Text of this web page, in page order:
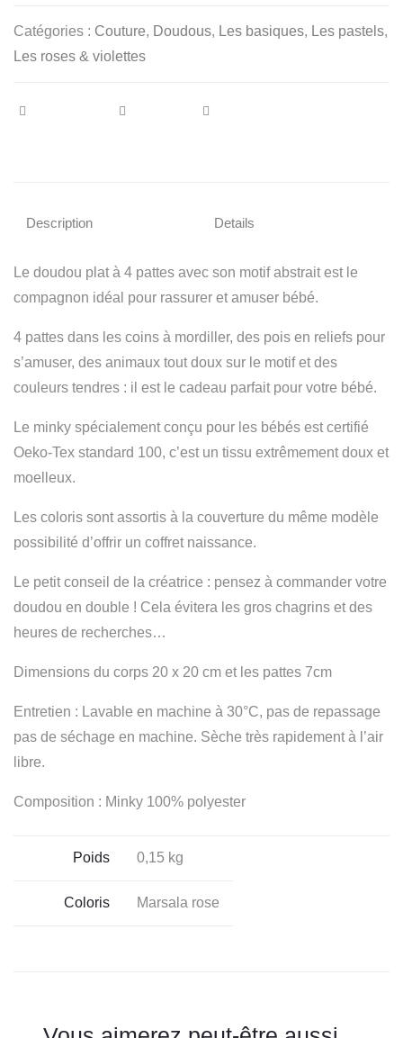
Catégories : Couture, Doudous, Les basiques, Les pastels,
Les roses & violettes
Description Details
Le doudou plat à 4 pattes avec son motif abstrait est le
compagnon idéal pour rassurer et amuser bébé.
4 pattes dans les coins à mordiller, des pois en reliefs pour
s’amuser, des animaux tout doux sur le motif et des
couleurs tendres : il est le cadeau parfait pour votre bébé.
Le minky spécialement conçu pour les bébés est certifié
Oeko-Tex standard 100, c’est un tissu extrêmement doux et
moelleux.
Les coloris sont assortis à la couverture du même modèle
possibilité d’offrir un coffret naissance.
Le petit conseil de la créatrice : pensez à commander votre
doudou en double ! Cela évitera les gros chagrins et des
heures de recherches…
Dimensions du corps 20 x 20 cm et les pattes 7cm
Entretien : Lavable en machine à 30°C, pas de repassage
pas de séchage en machine. Sèche très rapidement à l’air
libre.
Composition : Minky 100% polyester
Poids 0,15 kg
Coloris Marsala rose